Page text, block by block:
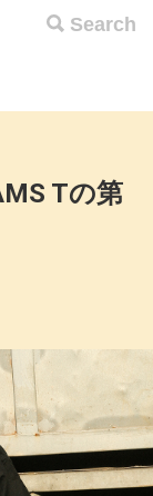
Search
Tの第